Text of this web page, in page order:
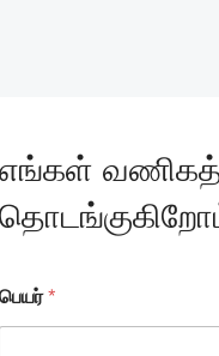
எங்கள்
பெயர்*